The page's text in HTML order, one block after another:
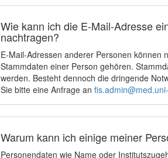
Wie kann ich die E-Mail-Adresse
nachtragen?
E-Mail-Adressen anderer Personen können
Stammdaten einer Person gehören.
werden. Besteht dennoch die dringende
Sie bitte eine Anfrage an
Warum kann ich einige meiner
Personendaten wie Name oder